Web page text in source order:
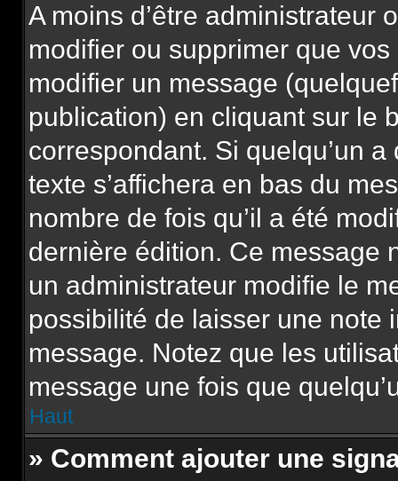
A moins d’être administrateur
modifier ou supprimer que
modifier un message
publication) en cliquant sur le
correspondant. Si quelqu’un
texte s’affichera en bas du
nombre de fois qu’il a été
dernière édition. Ce message
un administrateur modifie le
possibilité de laisser une note
message. Notez que les
message une fois que
Haut
» Comment ajouter une